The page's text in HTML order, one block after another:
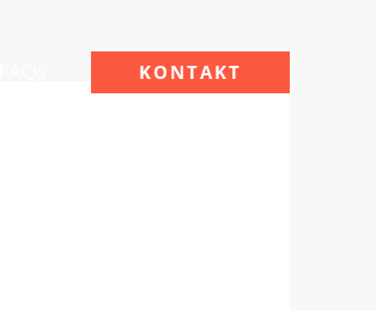
KONTAKT